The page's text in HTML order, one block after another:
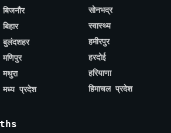
बिजनौर
बिहार
बुलंदशहर
मणिपुर
मथुरा
मध्य प्रदेश
सोनभद्र
स्वास्थ्य
हमीरपुर
हरदोई
हरियाणा
हिमाचल प्रदेश